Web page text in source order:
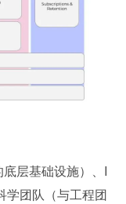
层基础设施）、I
学团队（与工程团